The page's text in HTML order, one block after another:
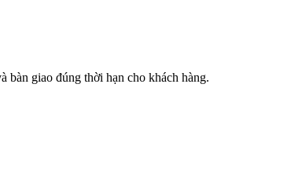
bàn giao đúng thời hạn cho khách hàng.